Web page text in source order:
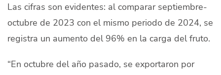
Las cifras son evidentes: al comparar septiembre-
octubre de 2023 con el mismo periodo de 2024, se
registra un aumento del 96% en la carga del fruto.
“En octubre del año pasado, se exportaron por